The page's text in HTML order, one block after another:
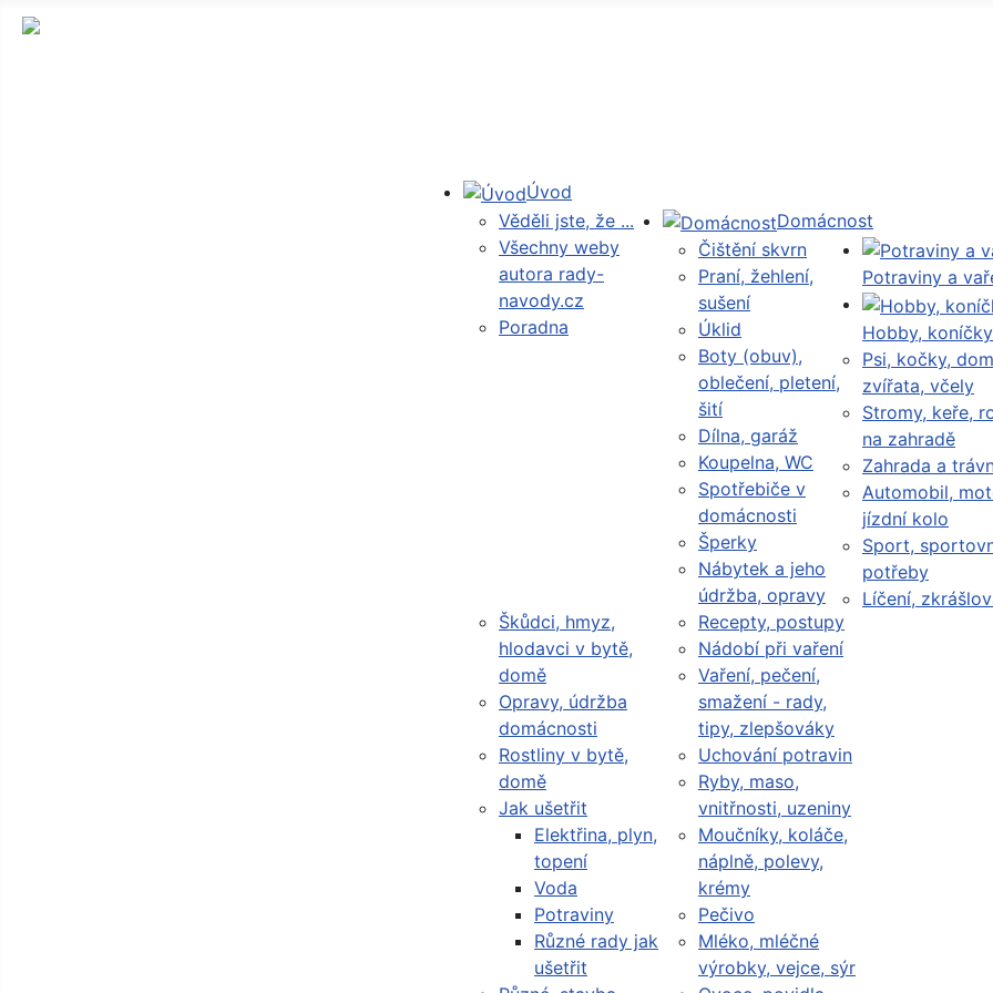
Úvod
Věděli jste, že ...
Všechny weby
autora rady-
navody.cz
Poradna
Domácnost
Čištění skvrn
Praní, žehlení,
sušení
Úklid
Boty (obuv),
oblečení, pletení,
šití
Dílna, garáž
Koupelna, WC
Spotřebiče v
domácnosti
Šperky
Nábytek a jeho
údržba, opravy
Škůdci, hmyz,
hlodavci v bytě,
domě
Opravy, údržba
domácnosti
Rostliny v bytě,
domě
Jak ušetřit
Elektřina, plyn,
topení
Voda
Potraviny
Různé rady jak
ušetřit
Potraviny a
Recepty, postupy
Nádobí při vaření
Vaření, pečení,
smažení - rady,
tipy, zlepšováky
Uchování potravin
Ryby, maso,
vnitřnosti, uzeniny
Moučníky, koláče,
náplně, polevy,
krémy
Pečivo
Mléko, mléčné
výrobky, vejce, sýr
Hobby, koníčky
Psi, kočky,
zvířata, včely
Stromy, keře,
na zahradě
Zahrada a
Automobil,
jízdní kolo
Sport,
potřeby
Líčení,